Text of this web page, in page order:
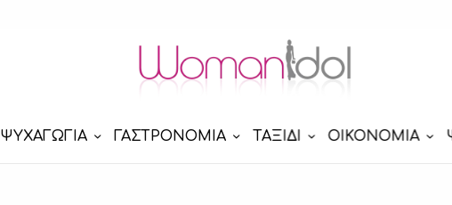
ΨΥΧΑΓΩΓΙΑ ΓΑΣΤΡΟΝΟΜΙΑ ΤΑΞΙΔΙ ΟΙΚΟΝΟΜΙΑ